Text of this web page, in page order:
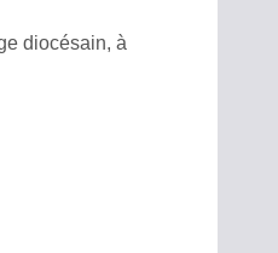
diocésain, à